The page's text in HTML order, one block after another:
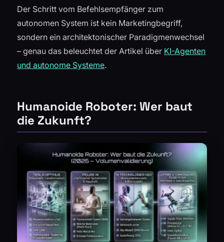
Der Schritt vom Befehlsempfänger zum
autonomen System ist kein Marketingbegriff,
sondern ein architektonischer Paradigmenwechsel
– genau das beleuchtet der Artikel über KI-Agenten
und autonome Systeme.
Humanoide Roboter: Wer baut
die Zukunft?